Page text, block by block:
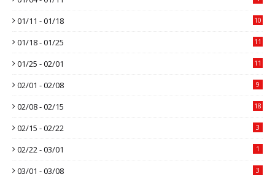
01/11 - 01/18 10
01/18 - 01/25 11
01/25 - 02/01 11
02/01 - 02/08 9
02/08 - 02/15 18
02/15 - 02/22 3
02/22 - 03/01 1
03/01 - 03/08 3